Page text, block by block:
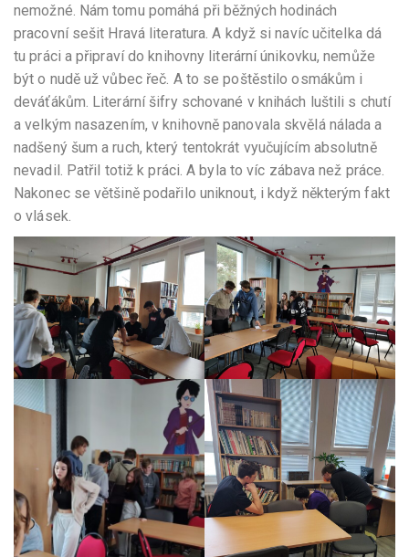
nemožné. Nám tomu pomáhá při běžných hodinách
pracovní sešit Hravá literatura. A když si navíc učitelka dá
tu práci a připraví do knihovny literární únikovku, nemůže
být o nudě už vůbec řeč. A to se poštěstilo osmákům i
deváťákům. Literární šifry schované v knihách luštili s chutí
a velkým nasazením, v knihovně panovala skvělá nálada a
nadšený šum a ruch, který tentokrát vyučujícím absolutně
nevadil. Patřil totiž k práci. A byla to víc zábava než práce.
Nakonec se většině podařilo uniknout, i když některým fakt
o vlásek.